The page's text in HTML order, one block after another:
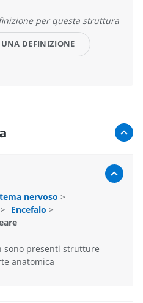
per questa struttura
UNA DEFINIZIONE
nervoso >
> Encefalo >
sono presenti strutture
anatomica